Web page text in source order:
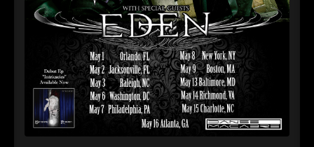
► Blutmond
Oberer Totpunkt
► Totentanz
Oberer Totpunkt
► Teufels Lehrerin
Oberer Totpunkt
► Zeit verfliegt
Oberer Totpunkt
Untergehen
Oberer Totpunkt